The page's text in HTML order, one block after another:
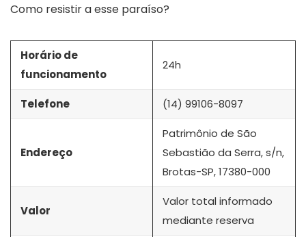
Como resistir a esse paraíso?
Horário de
funcionamento
24h
Telefone (14) 99106-8097
Endereço
Patrimônio de São
Sebastião da Serra, s/n,
Brotas-SP, 17380-000
Valor
Valor total informado
mediante reserva